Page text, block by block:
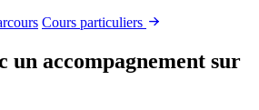
Cours particuliers
un accompagnement sur